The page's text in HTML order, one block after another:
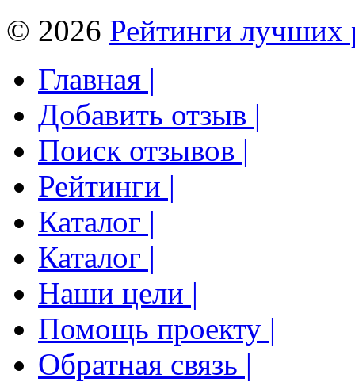
© 2026 Рейтинги лучших
Главная |
Добавить отзыв |
Поиск отзывов |
Рейтинги |
Каталог |
Каталог |
Наши цели |
Помощь проекту |
Обратная связь |